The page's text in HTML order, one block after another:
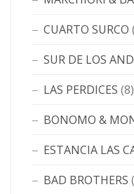
CUARTO SURCO
SUR DE LOS
LAS PERDICES (8)
BONOMO &
ESTANCIA LAS
BAD BROTHERS